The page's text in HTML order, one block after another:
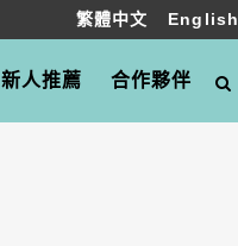
繁體中文 English
新人推薦 合作夥伴